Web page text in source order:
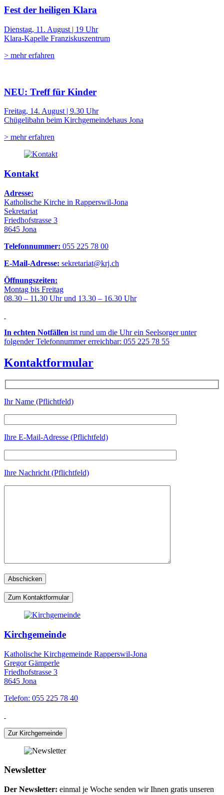
Fest der heiligen Klara
Dienstag, 11. August | 19 Uhr
Klara-Kapelle Franziskuszentrum
> mehr erfahren
NEU: Treff für Kinder
Freitag, 14. August | 9.30 Uhr
Chügelibahn beim Kirchgemeindehaus Jona
> mehr erfahren
Kontakt
Adresse:
Katholische Kirche in Rapperswil-Jona
Sekretariat
Friedhofstrasse 3
8645 Jona
Telefonnummer: 055 225 78 00
E-Mail-Adresse: sekretariat@krj.ch
Öffnungszeiten:
Montag bis Freitag
08.30 – 11.30 Uhr und 13.30 – 16.30 Uhr
In echten Notfällen ist rund um die Uhr ein Seelsorger unter
folgender Telefonnummer erreichbar: 055 225 78 55
Kontaktformular
Ihr Name (Pflichtfeld)
Ihre E-Mail-Adresse (Pflichtfeld)
Ihre Nachricht (Pflichtfeld)
Zum Kontaktformular
Kirchgemeinde
Katholische Kirchgemeinde Rapperswil-Jona
Gregor Gämperle
Friedhofstrasse 3
8645 Jona
Telefon: 055 225 78 40
Zur Kirchgemeinde
Newsletter
Der Newsletter: einmal je Woche senden wir Ihnen gratis unseren